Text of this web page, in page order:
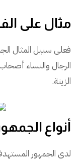
مثال على
فعلى سبيل المثال
الرجال والنساء
الزينة.
أنواع
لدى الجمهور